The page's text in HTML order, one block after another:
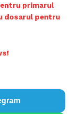
primarul
dosarul pentru